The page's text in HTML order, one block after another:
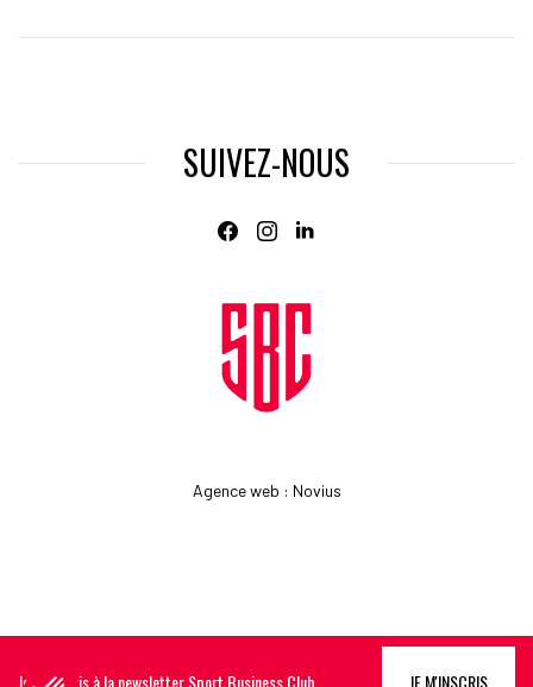
SUIVEZ-NOUS
Agence web : Novius
Je m'inscris à la newsletter Sport Business Club